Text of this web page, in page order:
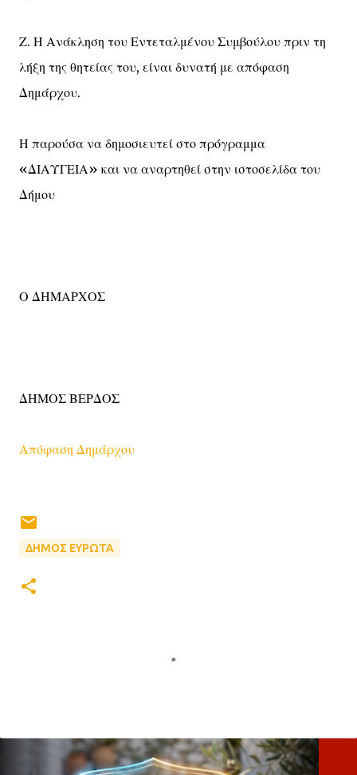
Ζ. Η Ανάκληση του Εντεταλμένου Συμβούλου πριν τη
λήξη της θητείας του, είναι δυνατή με απόφαση
Δημάρχου.
Η παρούσα να δημοσιευτεί στο πρόγραμμα
«ΔΙΑΥΓΕΙΑ» και να αναρτηθεί στην ιστοσελίδα του
Δήμου
Ο ΔΗΜΑΡΧΟΣ
ΔΗΜΟΣ ΒΕΡΔΟΣ
Απόφαση Δημάρχου
ΔΗΜΟΣ ΕΥΡΩΤΑ
λ